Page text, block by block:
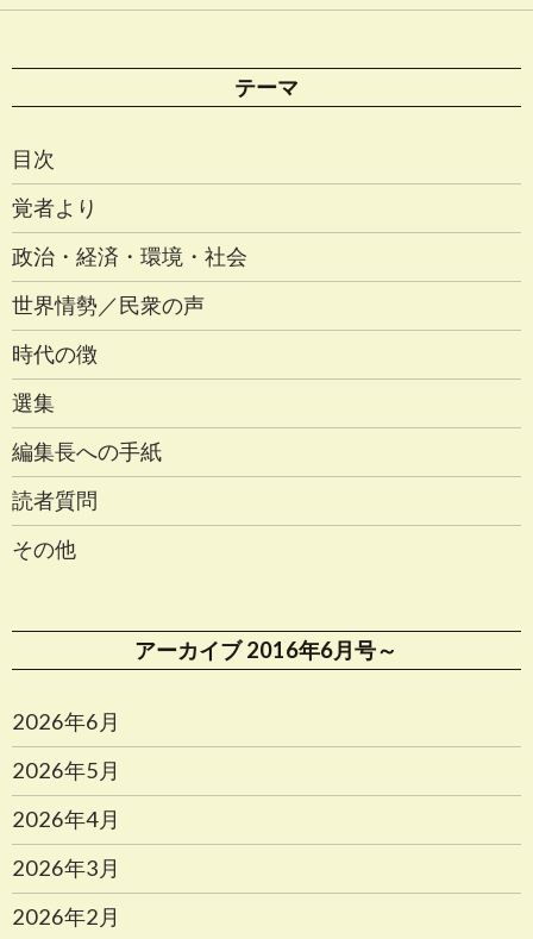
テーマ
目次
覚者より
政治・経済・環境・社会
世界情勢／民衆の声
時代の徴
選集
編集長への手紙
読者質問
その他
アーカイブ 2016年6月号～
2026年6月
2026年5月
2026年4月
2026年3月
2026年2月